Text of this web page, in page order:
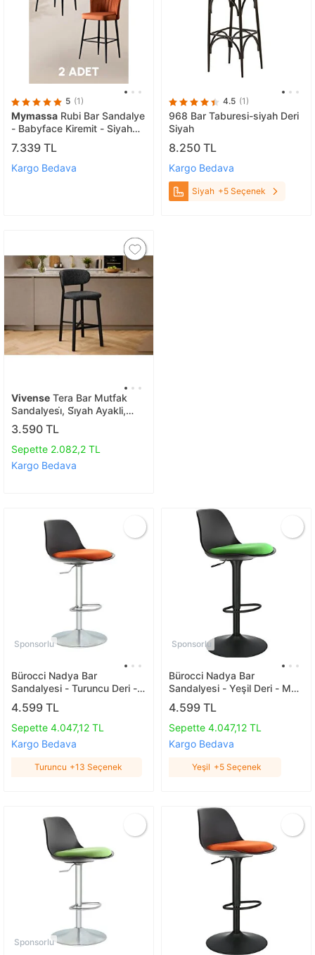
5 (1)
Mymassa Rubi Bar Sandalye
- Babyface Kiremit - Siyah
Metal Ayak (2 Adet) Turuncu
7.339 TL
Kargo Bedava
4.5 (1)
968 Bar Taburesi-siyah Deri
Siyah
8.250 TL
Kargo Bedava
Siyah +5 Seçenek
Vivense Tera Bar Mutfak
Sandalyesi̇, Si̇yah Ayakli,
Antrasi̇t
3.590 TL
Sepette 2.082,2 TL
Kargo Bedava
Sponsorlu
Bürocci Nadya Bar
Sandalyesi - Turuncu Deri -
Metal Ayaklı Bar Taburesi -
9537s0123 Turuncu
4.599 TL
Sepette 4.047,12 TL
Kargo Bedava
Turuncu +13 Seçenek
Sponsorlu
Bürocci Nadya Bar
Sandalyesi - Yeşil Deri - Mat
Siyah Ayaklı Yüksek Bar
Taburesi - 9537y0110 Yeşil
4.599 TL
Sepette 4.047,12 TL
Kargo Bedava
Yeşil +5 Seçenek
Sponsorlu